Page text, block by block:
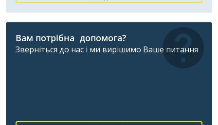
Вам потрібна допомога?
Зверніться до нас і ми вирішимо Ваше питання